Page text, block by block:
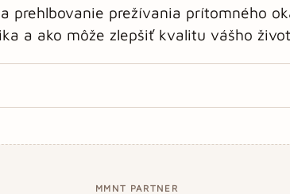
prehlbovanie prežívania prítomného
a ako môže zlepšiť kvalitu vášho
MMNT PARTNER